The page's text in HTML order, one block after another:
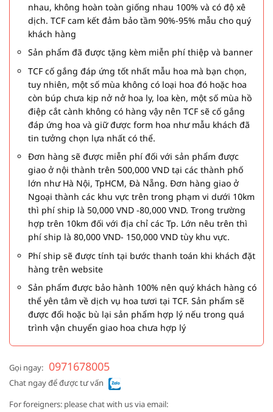
nhau, không hoàn toàn giống nhau 100% và có độ xê
dịch. TCF cam kết đảm bảo tầm 90%-95% mẫu cho quý
khách hàng
Sản phẩm đã được tặng kèm miễn phí thiệp và banner
TCF cố gắng đáp ứng tốt nhất mẫu hoa mà bạn chọn,
tuy nhiên, một số mùa không có loại hoa đó hoặc hoa
còn búp chưa kịp nở nở hoa ly, loa kèn, một số mùa hồ
điệp cắt cành không có hàng vậy nên TCF sẽ cố gắng
đáp ứng hoa và giữ được form hoa như mẫu khách đã
tin tưởng chọn lựa nhất có thể.
Đơn hàng sẽ được miễn phí đối với sản phẩm được
giao ở nội thành trên 500,000 VND tại các thành phố
lớn như Hà Nội, TpHCM, Đà Nẵng. Đơn hàng giao ở
Ngoại thành các khu vực trên trong phạm vi dưới 10km
thì phí ship là 50,000 VND -80,000 VND. Trong trường
hợp trên 10km đối với địa chỉ các Tp. Lớn nêu trên thì
phí ship là 80,000 VND- 150,000 VND tùy khu vực.
Phí ship sẽ được tính tại bước thanh toán khi khách đặt
hàng trên website
Sản phẩm được bảo hành 100% nên quý khách hàng có
thể yên tâm về dịch vụ hoa tươi tại TCF. Sản phẩm sẽ
được đổi hoặc bù lại sản phẩm hợp lý nếu trong quá
trình vận chuyển giao hoa chưa hợp lý
Gọi ngay: 0971678005
Chat ngay để được tư vấn
For foreigners: please chat with us via email: